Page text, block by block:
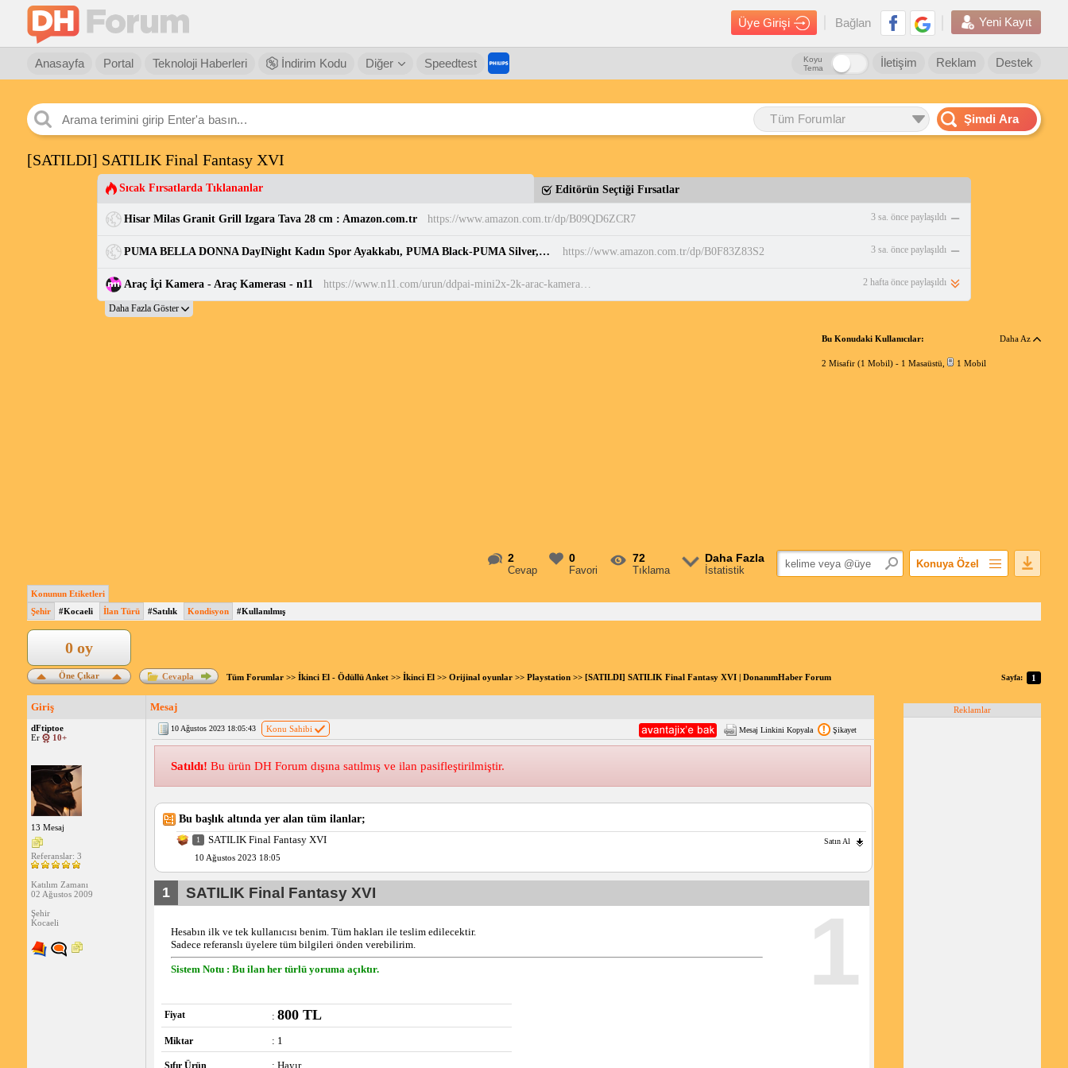
Üye Girişi Bağlan Yeni Kayıt
Anasayfa Portal Teknoloji Haberleri İndirim Kodu Diğer Speedtest Destek
Reklam
İletişim
Koyu
Tema
Tüm Forumlar Şimdi Ara
[SATILDI] SATILIK Final Fantasy XVI
Sıcak Fırsatlarda Tıklananlar Editörün Seçtiği Fırsatlar
Hisar Milas Granit Grill Izgara Tava 28 cm : Amazon.com.tr https://www.amazon.com.tr/dp/B09QD6ZCR7 3 sa. önce paylaşıldı
PUMA BELLA DONNA DayINight Kadın Spor Ayakkabı, PUMA Black-PUMA Silver, 35.5 : Amazon.com.tr: Moda https://www.amazon.com.tr/dp/B0F83Z83S2 3 sa. önce paylaşıldı
Araç İçi Kamera - Araç Kamerası - n11 https://www.n11.com/urun/ddpai-mini2x-2k-arac-kamerasi-108287855?magaza=n11 2 hafta önce paylaşıldı
Bu Konudaki Kullanıcılar: Daha Az
2 Misafir (1 Mobil) - 1 Masaüstü 1 Mobil
2
Cevap
0
Favori
72
Tıklama
Daha Fazla
İstatistik
Konuya Özel
Konuyu Gizle
Konunun Etiketleri
Şehir
#Kocaeli İlan Türü #Satılık Kondisyon #Kullanılmış
Öne Çıkar
0 oy
Cevapla Tüm Forumlar>> İkinci El - Ödüllü Anket>> İkinci El>> Orijinal oyunlar>> Playstation>> [SATILDI] SATILIK Final Fantasy XVI | DonanımHaber Forum Sayfa: 1
Giriş Mesaj
dFtiptoe
Er
10+
13 Mesaj
Referanslar: 3
Katılım Zamanı
02 Ağustos 2009
Şehir
Kocaeli
10 Ağustos 2023 18:05:43 Konu Sahibi Mesaj Linkini Kopyala Şikayet
Satıldı! Bu ürün DH Forum dışına satılmış ve ilan pasifleştirilmiştir.
Bu başlık altında yer alan tüm ilanlar;
1 SATILIK Final Fantasy XVI Satın Al
10 Ağustos 2023 18:05
1
1 SATILIK Final Fantasy XVI
Hesabın ilk ve tek kullanıcısı benim. Tüm hakları ile teslim edilecektir.
Sadece referanslı üyelere tüm bilgileri önden verebilirim.
Sistem Notu : Bu ilan her türlü yoruma açıktır.
Fiyat :800 TL
Miktar : 1
Sıfır Ürün : Hayır
Reklamlar